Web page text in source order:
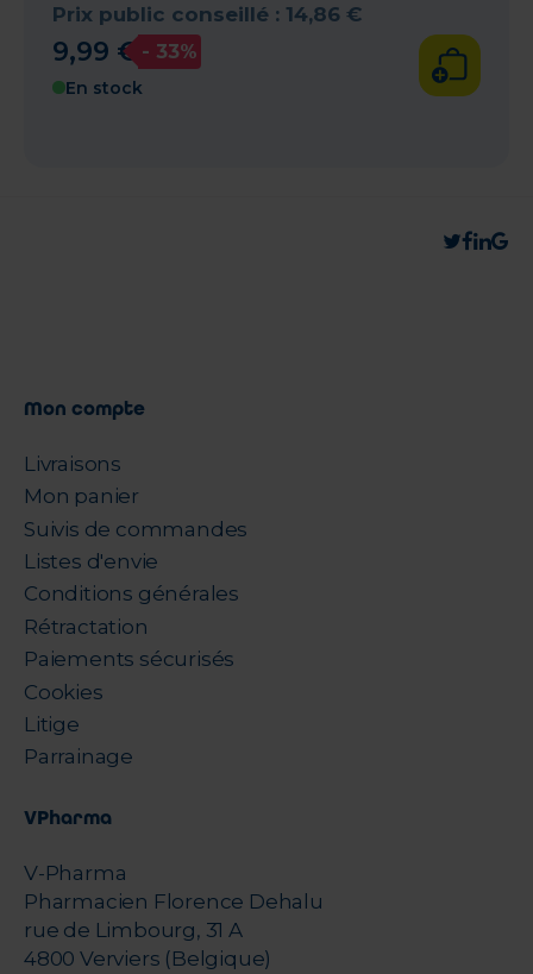
Prix public conseillé : 14,86 €
9,99 € - 33%
En stock
Mon compte
Livraisons
Mon panier
Suivis de commandes
Listes d'envie
Conditions générales
Rétractation
Paiements sécurisés
Cookies
Litige
Parrainage
VPharma
V-Pharma
Pharmacien Florence Dehalu
rue de Limbourg, 31 A
4800 Verviers (Belgique)